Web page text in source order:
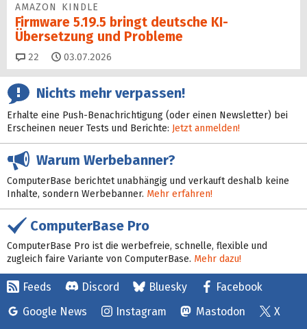
AMAZON KINDLE
Firmware 5.19.5 bringt deutsche KI-
Übersetzung und Probleme
22 Kommentare
03.07.2026
Nichts mehr verpassen!
Erhalte eine Push-Benachrichtigung (oder einen Newsletter) bei
Erscheinen neuer Tests und Berichte: Jetzt anmelden!
Warum Werbebanner?
ComputerBase berichtet unabhängig und verkauft deshalb keine
Inhalte, sondern Werbebanner. Mehr erfahren!
ComputerBase Pro
ComputerBase Pro ist die werbefreie, schnelle, flexible und
zugleich faire Variante von ComputerBase. Mehr dazu!
Feeds Discord Bluesky
Facebook
Google News
Instagram Mastodon X